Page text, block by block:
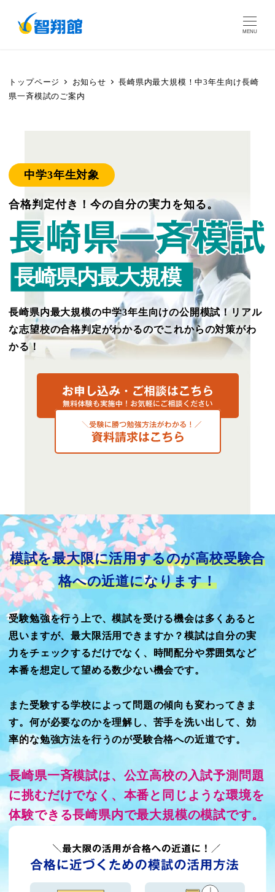
MENU
トップページ お知らせ
長崎県内最大規模！中3年生向け長崎
県一斉模試のご案内
中学3年生対象
合格判定付き！今の自分の実力を知る。
長崎県内最大規模の中学3年生向けの公開模試！ リアル
な志望校の合格判定がわかるのでこれからの対策がわ
かる！
模試を最大限に活用するのが高校受験合
格への近道になります！
受験勉強を行う上で、模試を受ける機会は多くあると
思いますが、最大限活用できますか？模試は自分の実
力をチェックするだけでなく、時間配分や雰囲気など
本番を想定して望める数少ない機会です。
また受験する学校によって問題の傾向も変わってきま
す。何が必要なのかを理解し、苦手を洗い出して、効
率的な勉強方法を行うのが受験合格への近道です。
長崎県一斉模試は、公立高校の入試予測問題
に挑むだけでなく、本番と同じような環境を
体験できる長崎県内で最大規模の模試です。